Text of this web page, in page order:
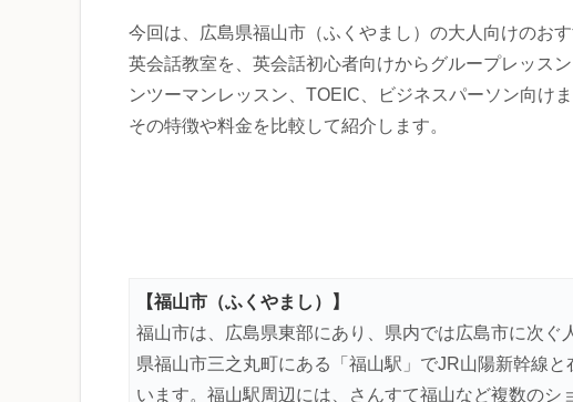
今回は、広島県福山市（ふくやまし）の大人向けのお
英会話教室を、英会話初心者向けからグループレッス
ンツーマンレッスン、TOEIC、ビジネスパーソン向けま
その特徴や料金を比較して紹介します。
【福山市（ふくやまし）】
福山市は、広島県東部にあり、県内では広島市に次
県福山市三之丸町にある「福山駅」でJR山陽新幹線
います。福山駅周辺には、さんすて福山など複数のシ